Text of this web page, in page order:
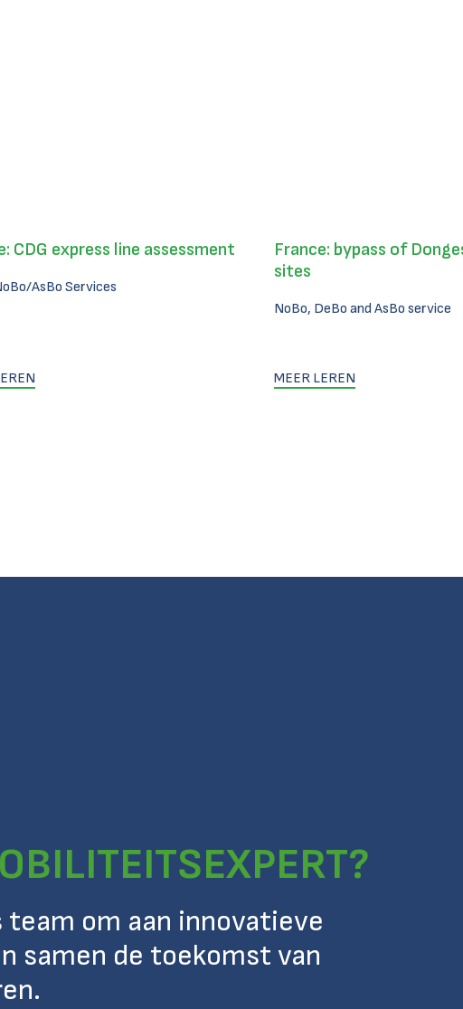
CDG express line assessment
AsBo Services
France: bypass of
sites
NoBo, DeBo and AsBo service
MEER LEREN
om aan innovatieve
samen de toekomst van